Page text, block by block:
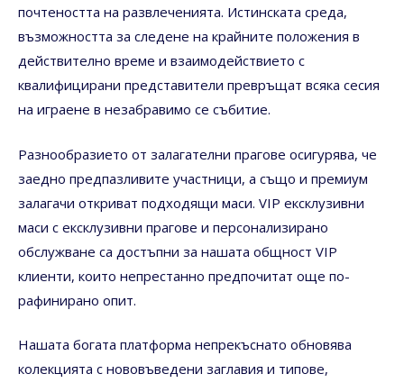
почтеността на развлеченията. Истинската среда,
възможността за следене на крайните положения в
действително време и взаимодействието с
квалифицирани представители превръщат всяка сесия
на играене в незабравимо се събитие.
Разнообразието от залагателни прагове осигурява, че
заедно предпазливите участници, а също и премиум
залагачи откриват подходящи маси. VIP ексклузивни
маси с ексклузивни прагове и персонализирано
обслужване са достъпни за нашата общност VIP
клиенти, които непрестанно предпочитат още по-
рафинирано опит.
Нашата богата платформа непрекъснато обновява
колекцията с нововъведени заглавия и типове,